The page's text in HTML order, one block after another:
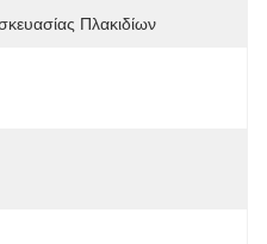
Πλακιδίων